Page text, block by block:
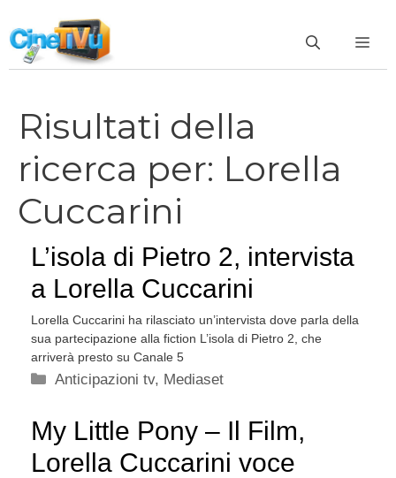
al
contenuto
Risultati della
ricerca per: Lorella
Cuccarini
L’isola di Pietro 2, intervista
a Lorella Cuccarini
Lorella Cuccarini ha rilasciato un’intervista dove parla della
sua partecipazione alla fiction L’isola di Pietro 2, che
arriverà presto su Canale 5
Categorie
Anticipazioni tv, Mediaset
My Little Pony – Il Film,
Lorella Cuccarini voce